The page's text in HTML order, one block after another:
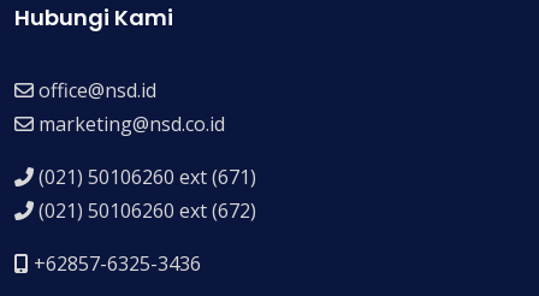
Hubungi Kami
office@nsd.id
marketing@nsd.co.id
(021) 50106260 ext (671)
(021) 50106260 ext (672)
+62857-6325-3436